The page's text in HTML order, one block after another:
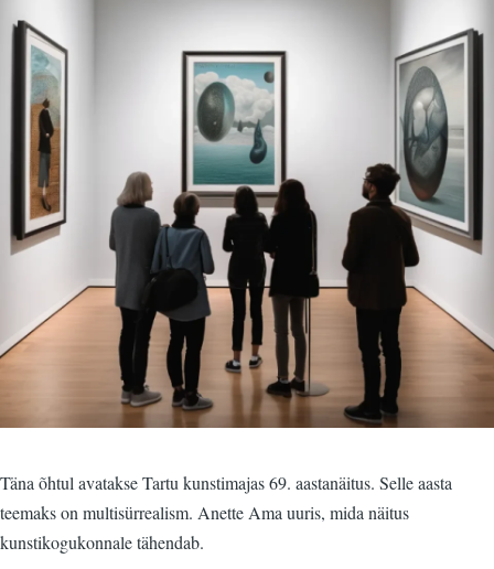
Täna õhtul avatakse Tartu kunstimajas 69. aastanäitus. Selle aasta
teemaks on multisürrealism. Anette Ama uuris, mida näitus
kunstikogukonnale tähendab.